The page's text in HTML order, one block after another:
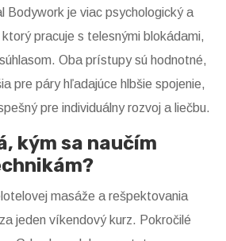
Bodywork je viac psychologický a
pracuje s telesnými blokádami,
Oba prístupy sú hodnotné,
pre páry hľadajúce hlbšie spojenie,
pre individuálny rozvoj a liečbu.
kým sa naučím
masáže a rešpektovania
jeden víkendový kurz. Pokročilé